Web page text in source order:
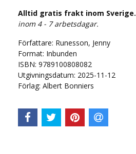
Alltid gratis frakt inom Sverige.
inom 4 - 7 arbetsdagar.
Författare: Runesson, Jenny
Format: Inbunden
ISBN: 9789100808082
Utgivningsdatum: 2025-11-12
Förlag: Albert Bonniers